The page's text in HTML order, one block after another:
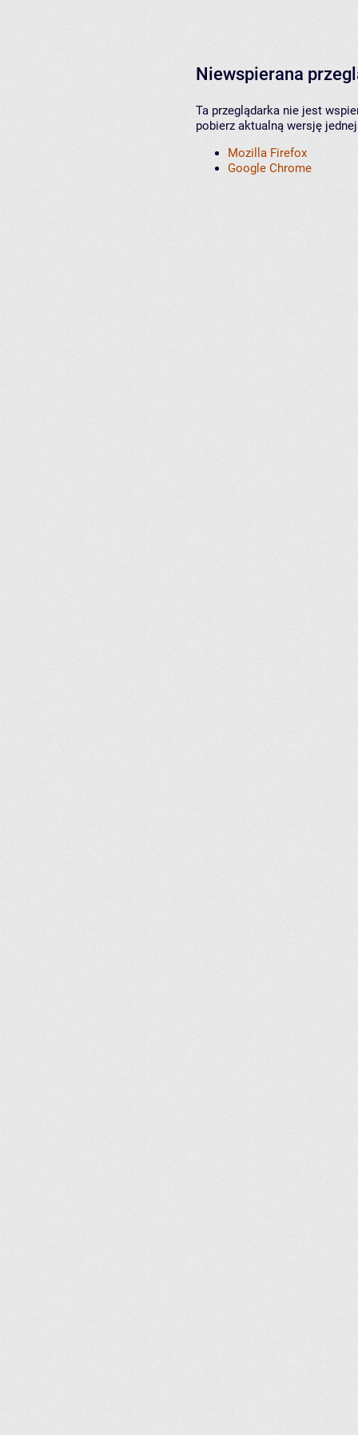
Niewspierana
Ta przeglądarka nie jest
pobierz aktualną wersję
Mozilla Firefox
Google Chrome